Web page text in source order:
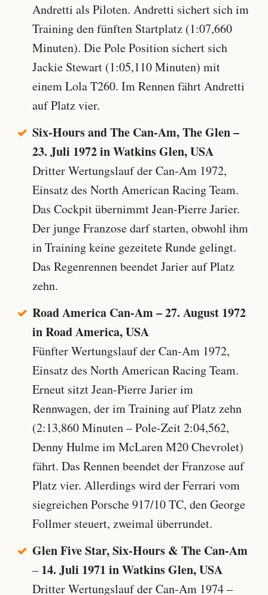
Andretti als Piloten. Andretti sichert sich im
Training den fünften Startplatz (1:07,660
Minuten). Die Pole Position sichert sich
Jackie Stewart (1:05,110 Minuten) mit
einem Lola T260. Im Rennen fährt Andretti
auf Platz vier.
Six-Hours and The Can-Am, The Glen –
23. Juli 1972 in Watkins Glen, USA
Dritter Wertungslauf der Can-Am 1972,
Einsatz des North American Racing Team.
Das Cockpit übernimmt Jean-Pierre Jarier.
Der junge Franzose darf starten, obwohl ihm
in Training keine gezeitete Runde gelingt.
Das Regenrennen beendet Jarier auf Platz
zehn.
Road America Can-Am – 27. August 1972
in Road America, USA
Fünfter Wertungslauf der Can-Am 1972,
Einsatz des North American Racing Team.
Erneut sitzt Jean-Pierre Jarier im
Rennwagen, der im Training auf Platz zehn
(2:13,860 Minuten – Pole-Zeit 2:04,562,
Denny Hulme im McLaren M20 Chevrolet)
fährt. Das Rennen beendet der Franzose auf
Platz vier. Allerdings wird der Ferrari vom
siegreichen Porsche 917/10 TC, den George
Follmer steuert, zweimal überrundet.
Glen Five Star, Six-Hours & The Can-Am
– 14. Juli 1971 in Watkins Glen, USA
Dritter Wertungslauf der Can-Am 1974 –